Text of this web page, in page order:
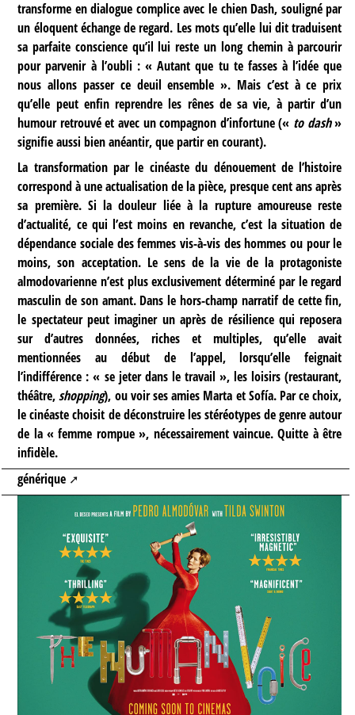
transforme en dialogue complice avec le chien Dash, souligné par
un éloquent échange de regard. Les mots qu’elle lui dit traduisent
sa parfaite conscience qu’il lui reste un long chemin à parcourir
pour parvenir à l’oubli : « Autant que tu te fasses à l’idée que
nous allons passer ce deuil ensemble ». Mais c’est à ce prix
qu’elle peut enfin reprendre les rênes de sa vie, à partir d’un
humour retrouvé et avec un compagnon d’infortune (« to dash»
signifie aussi bien anéantir, que partir en courant).
La transformation par le cinéaste du dénouement de l’histoire
correspond à une actualisation de la pièce, presque cent ans après
sa première. Si la douleur liée à la rupture amoureuse reste
d’actualité, ce qui l’est moins en revanche, c’est la situation de
dépendance sociale des femmes vis-à-vis des hommes ou pour le
moins, son acceptation. Le sens de la vie de la protagoniste
almodovarienne n’est plus exclusivement déterminé par le regard
masculin de son amant. Dans le hors-champ narratif de cette fin,
le spectateur peut imaginer un après de résilience qui reposera
sur d’autres données, riches et multiples, qu’elle avait
mentionnées au début de l’appel, lorsqu’elle feignait
l’indifférence : « se jeter dans le travail », les loisirs (restaurant,
théâtre,shopping), ou voir ses amies Marta et Sofía. Par ce choix,
le cinéaste choisit de déconstruire les stéréotypes de genre autour
de la « femme rompue », nécessairement vaincue. Quitte à être
infidèle.
générique